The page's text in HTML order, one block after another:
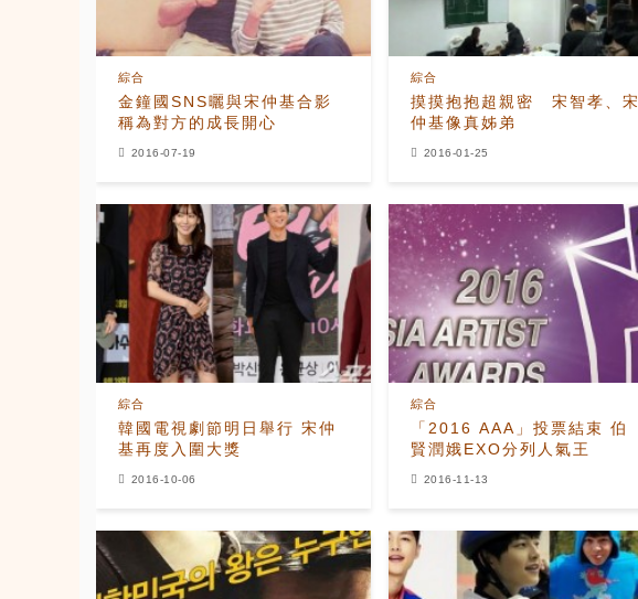
金鐘國SNS曬與宋仲基合影
稱為對方的成長開心
綜合
2016-07-19
摸摸抱抱超親密 宋智孝、宋
仲基像真姊弟
綜合
2016-01-25
韓國電視劇節明日舉行 宋仲
基再度入圍大獎
綜合
2016-10-06
「2016 AAA」投票結束 伯
賢潤娥EXO分列人氣王
綜合
2016-11-13